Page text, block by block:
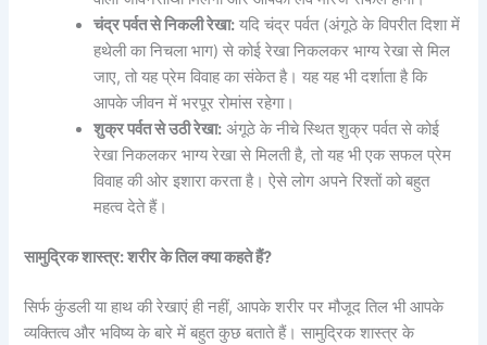
चंद्र पर्वत से निकली रेखा: यदि चंद्र पर्वत (अंगूठे के विपरीत दिशा में
हथेली का निचला भाग) से कोई रेखा निकलकर भाग्य रेखा से मिल
जाए, तो यह प्रेम विवाह का संकेत है। यह यह भी दर्शाता है कि
आपके जीवन में भरपूर रोमांस रहेगा।
शुक्र पर्वत से उठी रेखा: अंगूठे के नीचे स्थित शुक्र पर्वत से कोई
रेखा निकलकर भाग्य रेखा से मिलती है, तो यह भी एक सफल प्रेम
विवाह की ओर इशारा करता है। ऐसे लोग अपने रिश्तों को बहुत
महत्व देते हैं।
सामुद्रिक शास्त्र: शरीर के तिल क्या कहते हैं?
सिर्फ कुंडली या हाथ की रेखाएं ही नहीं, आपके शरीर पर मौजूद तिल भी आपके
व्यक्तित्व और भविष्य के बारे में बहुत कुछ बताते हैं। सामुद्रिक शास्त्र के